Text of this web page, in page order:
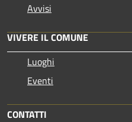
Avvisi
VIVERE IL COMUNE
Luoghi
Eventi
CONTATTI